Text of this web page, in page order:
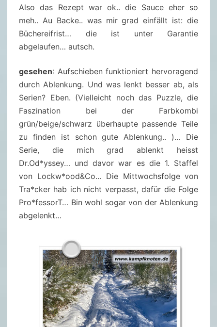
Also das Rezept war ok.. die Sauce eher so
meh.. Au Backe.. was mir grad einfällt ist: die
Büchereifrist… die ist unter Garantie
abgelaufen… autsch.
gesehen: Aufschieben funktioniert hervoragend
durch Ablenkung. Und was lenkt besser ab, als
Serien? Eben. (Vielleicht noch das Puzzle, die
Faszination bei der Farbkombi
grün/beige/schwarz überhaupte passende Teile
zu finden ist schon gute Ablenkung.. )… Die
Serie, die mich grad ablenkt heisst
Dr.Od*yssey… und davor war es die 1. Staffel
von Lockw*ood&Co… Die Mittwochsfolge von
Tra*cker hab ich nicht verpasst, dafür die Folge
Pro*fessorT… Bin wohl sogar von der Ablenkung
abgelenkt…